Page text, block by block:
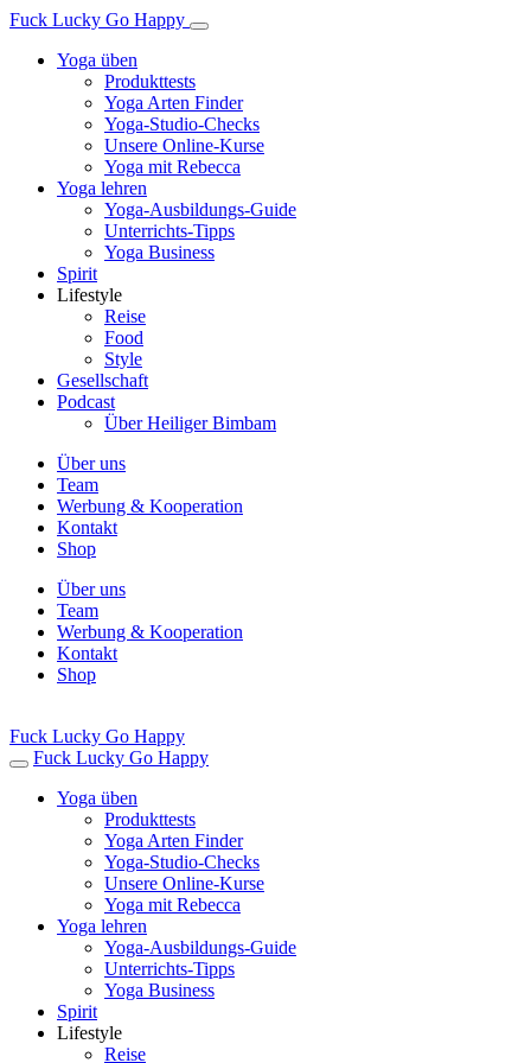
Fuck Lucky Go Happy
Yoga üben
Produkttests
Yoga Arten Finder
Yoga-Studio-Checks
Unsere Online-Kurse
Yoga mit Rebecca
Yoga lehren
Yoga-Ausbildungs-Guide
Unterrichts-Tipps
Yoga Business
Spirit
Lifestyle
Reise
Food
Style
Gesellschaft
Podcast
Über Heiliger Bimbam
Über uns
Team
Werbung & Kooperation
Kontakt
Shop
Über uns
Team
Werbung & Kooperation
Kontakt
Shop
Fuck Lucky Go Happy
Fuck Lucky Go Happy
Yoga üben
Produkttests
Yoga Arten Finder
Yoga-Studio-Checks
Unsere Online-Kurse
Yoga mit Rebecca
Yoga lehren
Yoga-Ausbildungs-Guide
Unterrichts-Tipps
Yoga Business
Spirit
Lifestyle
Reise